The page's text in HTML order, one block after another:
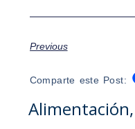
Previous
Comparte este Post:
Alimentación,